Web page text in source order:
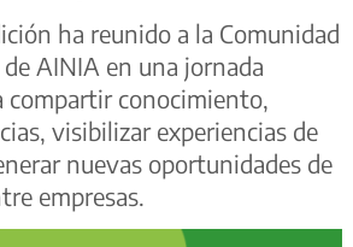
ha reunido a la Comunidad
AINIA en una jornada
compartir conocimiento,
visibilizar experiencias de
nuevas oportunidades de
empresas.